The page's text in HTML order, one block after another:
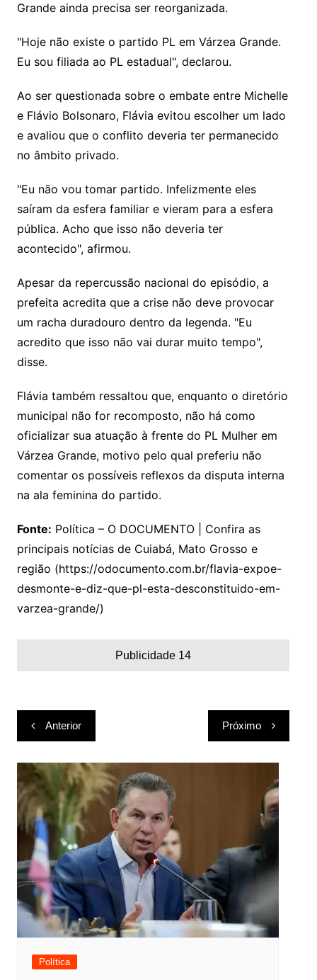
Grande ainda precisa ser reorganizada.
"Hoje não existe o partido PL em Várzea Grande.
Eu sou filiada ao PL estadual", declarou.
Ao ser questionada sobre o embate entre Michelle
e Flávio Bolsonaro, Flávia evitou escolher um lado
e avaliou que o conflito deveria ter permanecido
no âmbito privado.
"Eu não vou tomar partido. Infelizmente eles
saíram da esfera familiar e vieram para a esfera
pública. Acho que isso não deveria ter
acontecido", afirmou.
Apesar da repercussão nacional do episódio, a
prefeita acredita que a crise não deve provocar
um racha duradouro dentro da legenda. "Eu
acredito que isso não vai durar muito tempo",
disse.
Flávia também ressaltou que, enquanto o diretório
municipal não for recomposto, não há como
oficializar sua atuação à frente do PL Mulher em
Várzea Grande, motivo pelo qual preferiu não
comentar os possíveis reflexos da disputa interna
na ala feminina do partido.
Fonte: Política – O DOCUMENTO | Confira as
principais notícias de Cuiabá, Mato Grosso e
região (https://odocumento.com.br/flavia-expoe-
desmonte-e-diz-que-pl-esta-desconstituido-em-
varzea-grande/)
Publicidade 14
Navegação
de
Post
Anterior Próximo
Política